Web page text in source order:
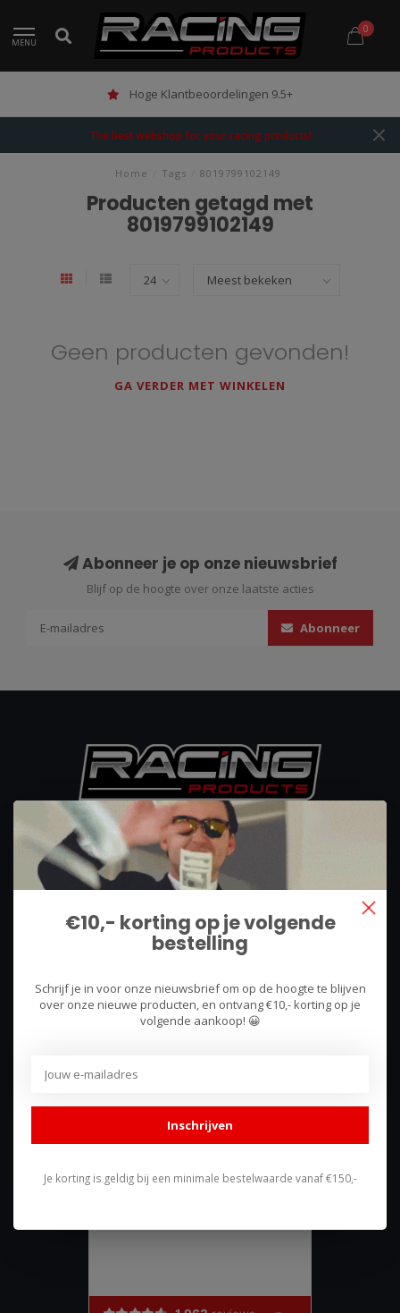
MENU
0
Hoge Klantbeoordelingen 9.5+
The best webshop for your racing products!
Home Tags 8019799102149
Producten getagd met
8019799102149
Geen producten gevonden!
GA VERDER MET WINKELEN
Abonneer je op onze nieuwsbrief
Blijf op de hoogte over onze laatste acties
Abonneer
We use what we sell, that's the difference!
Hullerpad 13Q
Lunteren, Nederland
085 744 4602
shop@racing-products.com
Reviews
€10,- korting op je volgende
bestelling
Schrijf je in voor onze nieuwsbrief om op de hoogte te blijven
over onze nieuwe producten, en ontvang €10,- korting op je
volgende aankoop! 😀
Inschrijven
Je korting is geldig bij een minimale bestelwaarde vanaf €150,-